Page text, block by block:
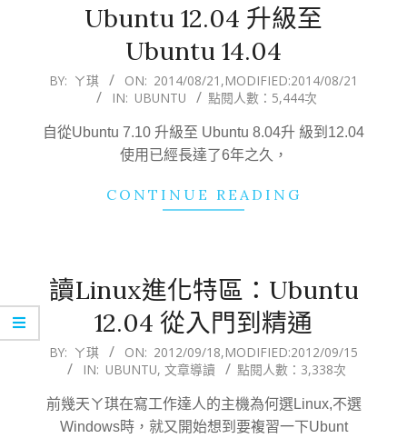
Ubuntu 12.04 升級至
Ubuntu 14.04
2014-
21
BY: ㄚ琪 ON: 2014/08/21 ,MODIFIED:2014/08/21
IN: UBUNTU 點閱人數：5,444次
自從Ubuntu 7.10 升級至 Ubuntu 8.04升 級到12.04
使用已經長達了6年之久，
CONTINUE READING
讀Linux進化特區：Ubuntu
12.04 從入門到精通
2012-
18
BY: ㄚ琪 ON: 2012/09/18,MODIFIED:2012/09/15
IN: UBUNTU, 文章導讀 點閱人數：3,338次
前幾天ㄚ琪在寫工作達人的主機為何選Linux,不選
Windows時，就又開始想到要複習一下Ubunt